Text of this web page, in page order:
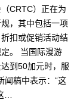
CRTC）正在为
，其中包括一项
扣或促销活动结
。 当国际漫游
到50加元时，服
闻稿中表示：“这
…